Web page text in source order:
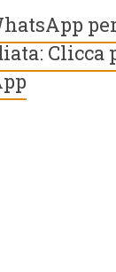
Clicca